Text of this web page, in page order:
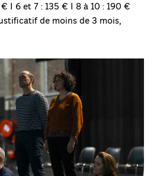
I 6 et 7 : 135 € I 8 à 10 : 190 €
de moins de 3 mois,